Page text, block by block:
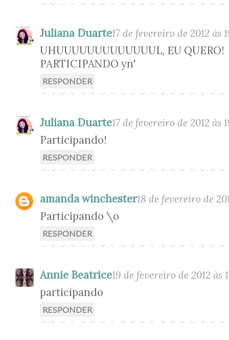
Juliana Duarte17 de fevereiro de 2012 às
UHUUUUUUUUUUUUUL, EU QUERO!
PARTICIPANDO yn'
RESPONDER
Juliana Duarte17 de fevereiro de 2012 às
Participando!
RESPONDER
amanda winchester18 de fevereiro de
Participando \o
RESPONDER
Annie Beatrice19 de fevereiro de 2012 às
participando
RESPONDER